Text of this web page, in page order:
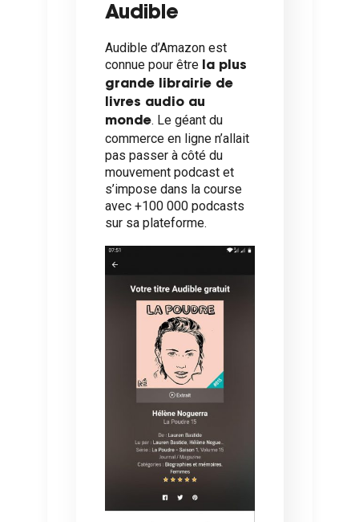
Audible
Audible d’Amazon est
connue pour être
la plus
grande librairie de
livres audio au
monde. Le géant du
commerce en ligne n’allait
pas passer à côté du
mouvement podcast et
s’impose dans la course
avec +100 000 podcasts
sur sa plateforme.